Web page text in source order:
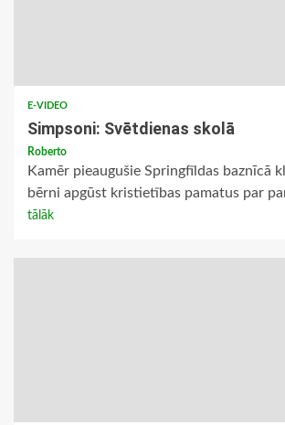
E-VIDEO
Simpsoni: Svētdienas skolā
Roberto
Kamēr pieaugušie Springfīldas baznīcā
bērni apgūst kristietības pamatus par
tālāk